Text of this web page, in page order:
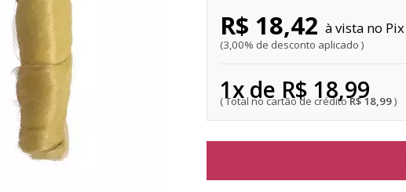
R$ 18,99
1x de R$ 18,99
R$ 18,42
3,00% de desconto aplicado
Pix